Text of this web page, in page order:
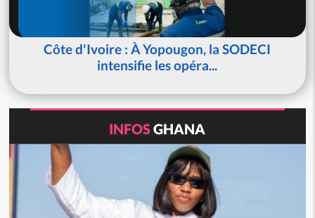
Côte d'Ivoire : À Yopougon, la SODECI
intensifie les opéra...
INFOSGHANA